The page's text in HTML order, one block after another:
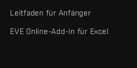
Leitfaden für Anfänger
EVE Online-Add-in für Excel